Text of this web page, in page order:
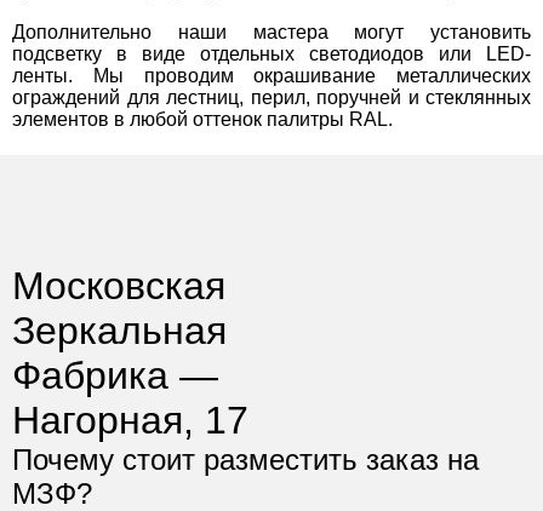
Дополнительно наши мастера могут установить
подсветку в виде отдельных светодиодов или LED-
ленты. Мы проводим окрашивание металлических
ограждений для лестниц, перил, поручней и стеклянных
элементов в любой оттенок палитры RAL.
Московская
Зеркальная
Фабрика —
Нагорная, 17
Почему стоит разместить заказ на
МЗФ?